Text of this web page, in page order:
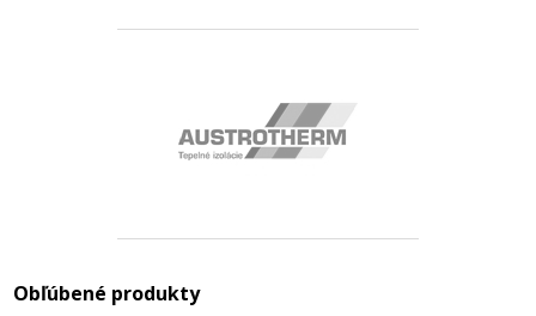
Obľúbené produkty